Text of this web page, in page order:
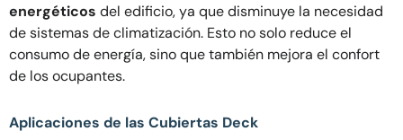
energéticos del edificio, ya que disminuye la necesidad
de sistemas de climatización. Esto no solo reduce el
consumo de energía, sino que también mejora el confort
de los ocupantes.
Aplicaciones de las Cubiertas Deck